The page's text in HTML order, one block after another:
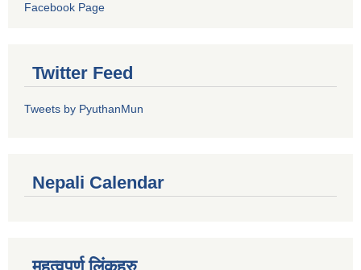
Facebook Page
Twitter Feed
Tweets by PyuthanMun
Nepali Calendar